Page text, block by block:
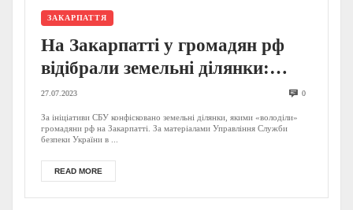
ЗАКАРПАТТЯ
На Закарпатті у громадян рф
відібрали земельні ділянки:
відомі подробиці
27.07.2023 0
За ініціативи СБУ конфісковано земельні ділянки, якими «володіли»
громадяни рф на Закарпатті. За матеріалами Управління Служби
безпеки України в ...
READ MORE